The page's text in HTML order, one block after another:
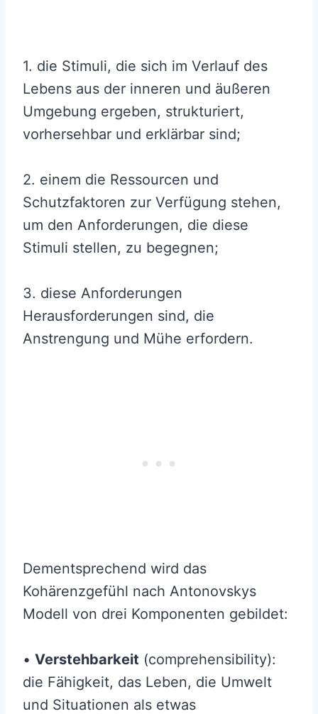
1. die Stimuli, die sich im Verlauf des
Lebens aus der inneren und äußeren
Umgebung ergeben, strukturiert,
vorhersehbar und erklärbar sind;
2. einem die Ressourcen und
Schutzfaktoren zur Verfügung stehen,
um den Anforderungen, die diese
Stimuli stellen, zu begegnen;
3. diese Anforderungen
Herausforderungen sind, die
Anstrengung und Mühe erfordern.
Dementsprechend wird das
Kohärenzgefühl nach Antonovskys
Modell von drei Komponenten gebildet:
• Verstehbarkeit (comprehensibility):
die Fähigkeit, das Leben, die Umwelt
und Situationen als etwas